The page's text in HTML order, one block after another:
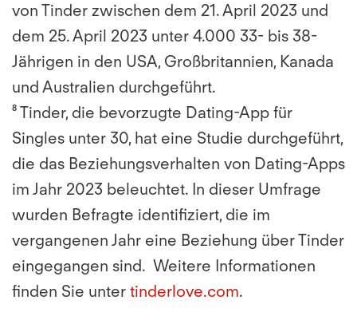
von Tinder zwischen dem 21. April 2023 und
dem 25. April 2023 unter 4.000 33- bis 38-
Jährigen in den USA, Großbritannien, Kanada
und Australien durchgeführt.
⁸ Tinder, die bevorzugte Dating-App für
Singles unter 30, hat eine Studie durchgeführt,
die das Beziehungsverhalten von Dating-Apps
im Jahr 2023 beleuchtet. In dieser Umfrage
wurden Befragte identifiziert, die im
vergangenen Jahr eine Beziehung über Tinder
eingegangen sind. Weitere Informationen
finden Sie unter tinderlove.com.